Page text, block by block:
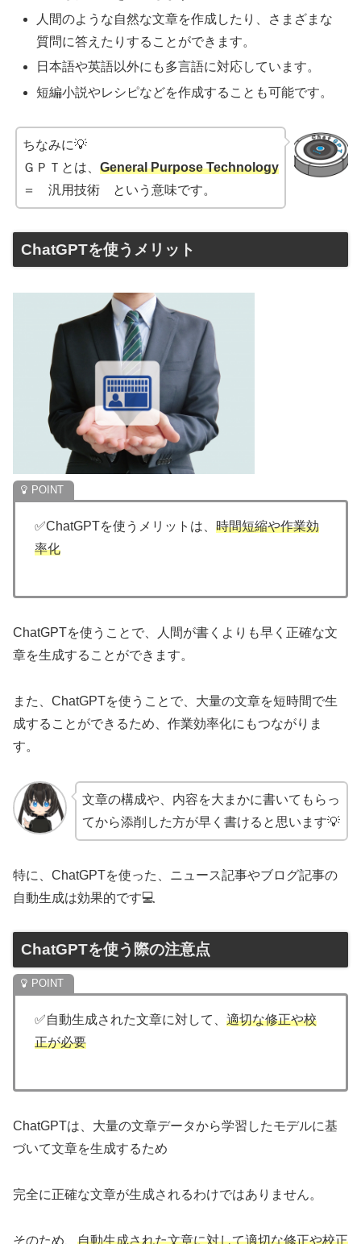
人間のような自然な文章を作成したり、さまざまな
質問に答えたりすることができます。
日本語や英語以外にも多言語に対応しています。
短編小説やレシピなどを作成することも可能です。
ちなみに💡
ＧＰＴとは、General Purpose Technology
＝ 汎用技術 という意味です。
ChatGPTを使うメリット
✅ChatGPTを使うメリットは、 時間短縮や作業効
率化
ChatGPTを使うことで、人間が書くよりも早く正確な文
章を生成することができます。
また、ChatGPTを使うことで、大量の文章を短時間で生
成することができるため、作業効率化にもつながりま
す。
文章の構成や、内容を大まかに書いてもらっ
てから添削した方が早く書けると思います💡
特に、ChatGPTを使った、ニュース記事やブログ記事の
自動生成は効果的です💻
ChatGPTを使う際の注意点
✅自動生成された文章に対して、 適切な修正や校
正が必要
ChatGPTは、大量の文章データから学習したモデルに基
づいて文章を生成するため
完全に正確な文章が生成されるわけではありません。
そのため、 自動生成された文章に対して適切な修正や校正